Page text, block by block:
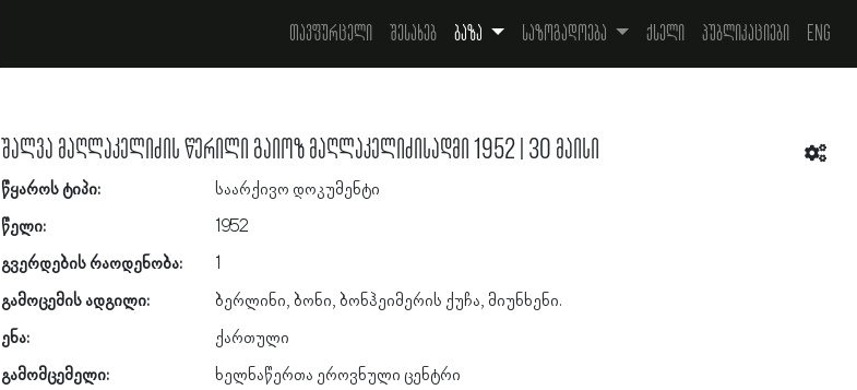
თავფურცელი შესახებ ბაზა საზოგადოება ქსელი პუბლიკაციები Eng
შალვა მაღლაკელიძის წერილი გაიოზ მაღლაკელიძისადმი 1952 | 30 მაისი
წყაროს ტიპი:
საარქივო დოკუმენტი
წელი:
1952
გვერდების რაოდენობა:
1
გამოცემის ადგილი:
ბერლინი, ბონი, ბონჰეიმერის ქუჩა, მიუნხენი.
ენა:
ქართული
გამომცემელი:
ხელნაწერთა ეროვნული ცენტრი